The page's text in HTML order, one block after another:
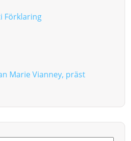
Förklaring
Marie Vianney, präst